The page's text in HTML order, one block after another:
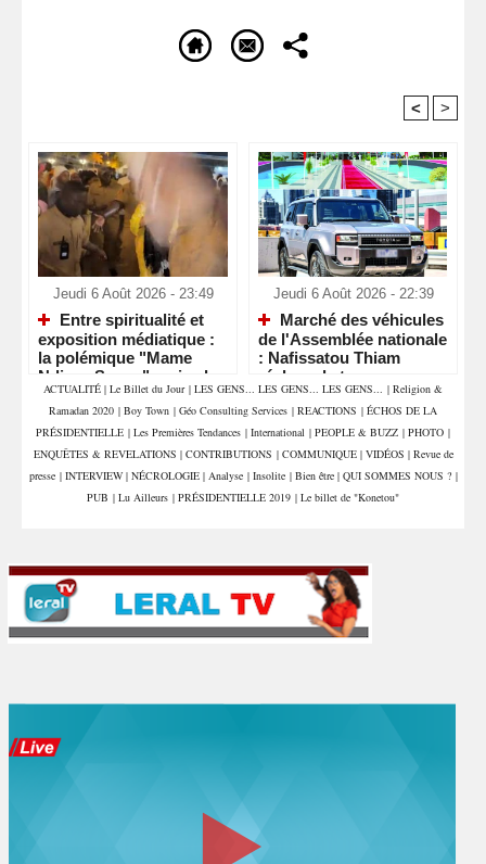
< >
Jeudi 6 Août 2026 - 23:49
Entre spiritualité et
exposition médiatique :
la polémique "Mame
Ndiaye Savon" ravive le
débat sur le respect des
lieux saints
Jeudi 6 Août 2026 - 22:39
Marché des véhicules
de l'Assemblée nationale
: Nafissatou Thiam
réclame la transparence
et interpelle les députés
ACTUALITÉ | Le Billet du Jour | LES GENS... LES GENS... LES GENS... | Religion &
Ramadan 2020 | Boy Town | Géo Consulting Services | REACTIONS | ÉCHOS DE LA
PRÉSIDENTIELLE | Les Premières Tendances | International | PEOPLE & BUZZ | PHOTO |
ENQUÊTES & REVELATIONS | CONTRIBUTIONS | COMMUNIQUE | VIDÉOS | Revue de
presse | INTERVIEW | NÉCROLOGIE | Analyse | Insolite | Bien être | QUI SOMMES NOUS ? |
PUB | Lu Ailleurs | PRÉSIDENTIELLE 2019 | Le billet de "Konetou"